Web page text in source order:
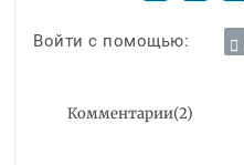
Войти с помощью:
Комментарии(2)